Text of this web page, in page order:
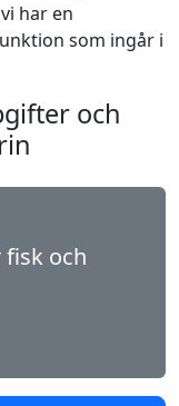
har en
som ingår i
och
fisk och